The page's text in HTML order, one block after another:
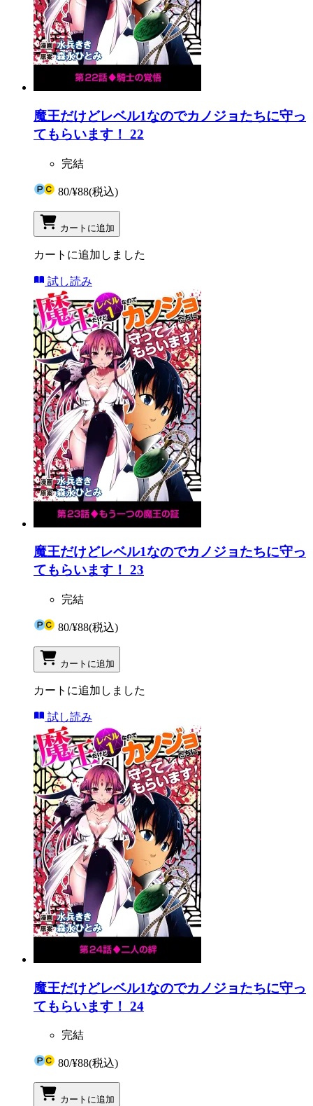
魔王だけどレベル1なのでカノジョたちに守っ
てもらいます！ 22
完結
80/¥88(税込)
カートに追加
カートに追加しました
試し読み
魔王だけどレベル1なのでカノジョたちに守っ
てもらいます！ 23
完結
80/¥88(税込)
カートに追加
カートに追加しました
試し読み
魔王だけどレベル1なのでカノジョたちに守っ
てもらいます！ 24
完結
80/¥88(税込)
カートに追加